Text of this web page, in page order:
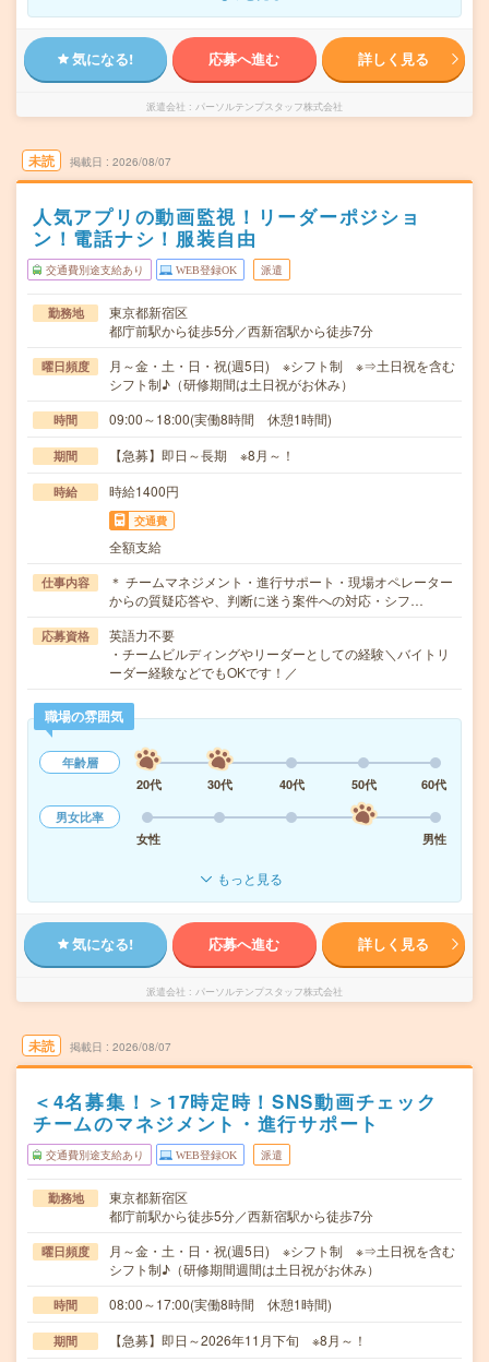
気になる! 応募へ進む 詳しく見る
派遣会社 パーソルテンプスタッフ株式会社
未読 掲載日 2026/08/07
人気アプリの動画監視！リーダーポジショ
ン！電話ナシ！服装自由
交通費別途支給あり WEB登録OK 派遣
勤務地
東京都新宿区
都庁前駅から徒歩5分／西新宿駅から徒歩7分
曜日頻度
月～金・土・日・祝(週5日) ※シフト制 ※⇒土日祝を含む
シフト制♪（研修期間は土日祝がお休み）
時間 09:00～18:00(実働8時間 休憩1時間)
期間 【急募】即日～長期 ※8月～！
時給 時給1400円
交通費
全額支給
仕事内容
＊ チームマネジメント・進行サポート・現場オペレーター
からの質疑応答や、判断に迷う案件への対応・シフ…
応募資格
英語力不要
・チームビルディングやリーダーとしての経験＼バイトリ
ーダー経験などでもOKです！／
職場の雰囲気
年齢層
20代
30代 40代 50代
60代
男女比率
女性
男性
もっと見る
気になる! 応募へ進む 詳しく見る
派遣会社 パーソルテンプスタッフ株式会社
未読 掲載日 2026/08/07
＜4名募集！＞17時定時！SNS動画チェック
チームのマネジメント・進行サポート
交通費別途支給あり WEB登録OK 派遣
勤務地
東京都新宿区
都庁前駅から徒歩5分／西新宿駅から徒歩7分
曜日頻度
月～金・土・日・祝(週5日) ※シフト制 ※⇒土日祝を含む
シフト制♪（研修期間週間は土日祝がお休み）
時間 08:00～17:00(実働8時間 休憩1時間)
期間 【急募】即日～2026年11月下旬 ※8月～！